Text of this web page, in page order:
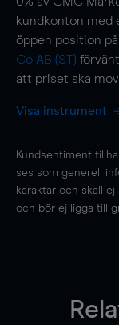
kundkonton med
öppen position på
Co AB (ST)
att priset ska
Visa instrument
Kundsentiment
ses som generell
karaktär och skall
och bör ej ligga till